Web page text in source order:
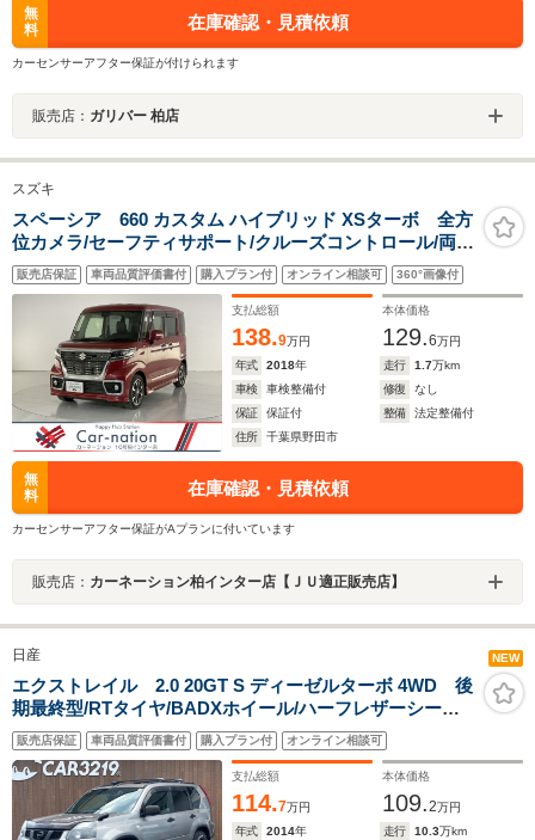
無
料
在庫確認・見積依頼
カーセンサーアフター保証が付けられます
販売店： ガリバー 柏店
スズキ
スペーシア 660 カスタム ハイブリッド XSターボ 全方
位カメラ/セーフティサポート/クルーズコントロール/両側
パワースライドドア/LEDヘッド/リアヒーターダクト・サ
ーキュレーター/運転席シートヒーター/純正Panasonicナ
ビ(CD・DVD・フルセグ・Bluetooth)/ETC
販売店保証 車両品質評価書付 購入プラン付 オンライン相談可 360°画像付
支払総額
138.9万円
本体価格
129.6万円
年式
2018年 走行 1.7万km
車検
車検整備付 修復
なし
保証
保証付 整備
法定整備付
住所
千葉県野田市
無
料
在庫確認・見積依頼
カーセンサーアフター保証がAプランに付いています
販売店： カーネーション柏インター店【ＪＵ適正販売店】
日産 NEW
エクストレイル 2.0 20GT S ディーゼルターボ 4WD 後
期最終型/RTタイヤ/BADXホイール/ハーフレザーシート/
スマートキー/ナビ/ETC/ルーフレール/保証付き
販売店保証 車両品質評価書付 購入プラン付 オンライン相談可
支払総額
114.7万円
本体価格
109.2万円
年式
2014年 走行 10.3万km